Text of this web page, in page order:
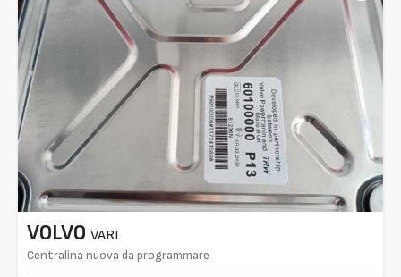
VOLVO VARI
Centralina nuova da programmare